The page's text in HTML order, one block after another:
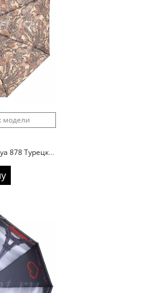
модели
Зонт женский складной Diniya 878 Турецкие огурцы